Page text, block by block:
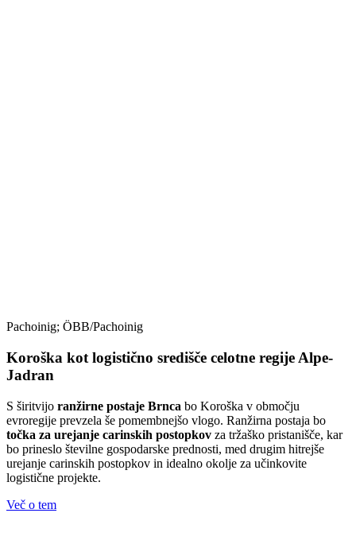
Pachoinig; ÖBB/Pachoinig
Koroška kot logistično središče celotne regije Alpe-
Jadran
S širitvijo ranžirne postaje Brnca bo Koroška v območju
evroregije prevzela še pomembnejšo vlogo. Ranžirna postaja bo
točka za urejanje carinskih postopkov za tržaško pristanišče, kar
bo prineslo številne gospodarske prednosti, med drugim hitrejše
urejanje carinskih postopkov in idealno okolje za učinkovite
logistične projekte.
Več o tem